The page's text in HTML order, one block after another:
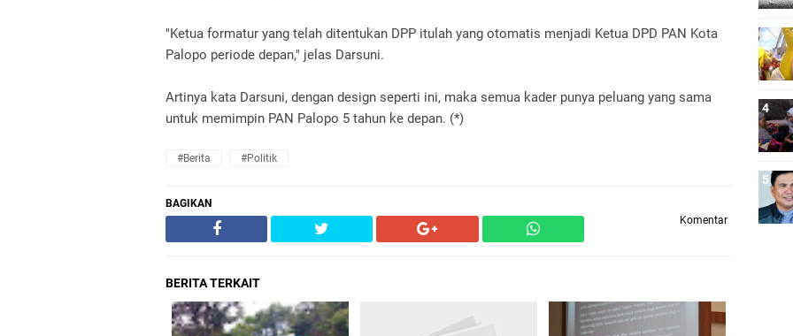
"Ketua formatur yang telah ditentukan DPP itulah yang otomatis menjadi Ketua DPD PAN Kota
Palopo periode depan," jelas Darsuni.
Artinya kata Darsuni, dengan design seperti ini, maka semua kader punya peluang yang sama
untuk memimpin PAN Palopo 5 tahun ke depan. (*)
#Berita #Politik
BAGIKAN
Komentar
BERITA TERKAIT